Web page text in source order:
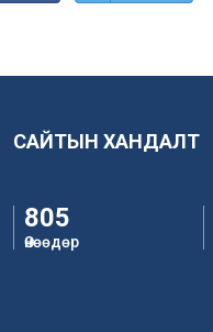
САЙТЫН ХАНДАЛТ
805
Өнөөдөр